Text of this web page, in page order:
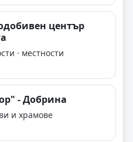
център
· местности
- Добрина
и храмове